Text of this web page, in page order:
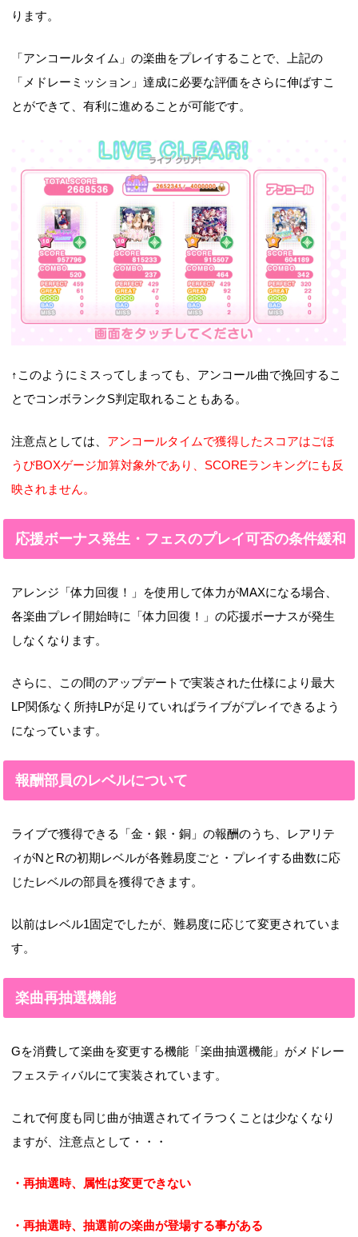
ります。
「アンコールタイム」の楽曲をプレイすることで、上記の
「メドレーミッション」達成に必要な評価をさらに伸ばすこ
とができて、有利に進めることが可能です。
↑このようにミスってしまっても、アンコール曲で挽回するこ
とでコンボランクS判定取れることもある。
注意点としては、 アンコールタイムで獲得したスコアはごほ
うびBOXゲージ加算対象外であり、SCOREランキングにも反
映されません。
応援ボーナス発生・フェスのプレイ可否の条件緩和
アレンジ「体力回復！」を使用して体力がMAXになる場合、
各楽曲プレイ開始時に「体力回復！」の応援ボーナスが発生
しなくなります。
さらに、この間のアップデートで実装された仕様により最大
LP関係なく所持LPが足りていればライブがプレイできるよう
になっています。
報酬部員のレベルについて
ライブで獲得できる「金・銀・銅」の報酬のうち、レアリテ
ィがNとRの初期レベルが各難易度ごと・プレイする曲数に応
じたレベルの部員を獲得できます。
以前はレベル1固定でしたが、難易度に応じて変更されていま
す。
楽曲再抽選機能
Gを消費して楽曲を変更する機能「楽曲抽選機能」がメドレー
フェスティバルにて実装されています。
これで何度も同じ曲が抽選されてイラつくことは少なくなり
ますが、注意点として・・・
・再抽選時、属性は変更できない
・再抽選時、抽選前の楽曲が登場する事がある